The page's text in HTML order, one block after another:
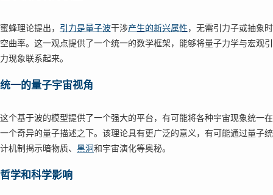
蜜蜂理论提出， 引力是量子波干涉产生的新兴属性，无需引力子或抽象时
空曲率。这一观点提供了一个统一的数学框架，能够将量子力学与宏观引
力现象联系起来。
统一的量子宇宙视角
这个基于波的模型提供了一个强大的平台，有可能将各种宇宙现象统一在
一个奇异的量子描述之下。该理论具有更广泛的意义，有可能通过量子统
计机制揭示暗物质、 黑洞和宇宙演化等奥秘。
哲学和科学影响